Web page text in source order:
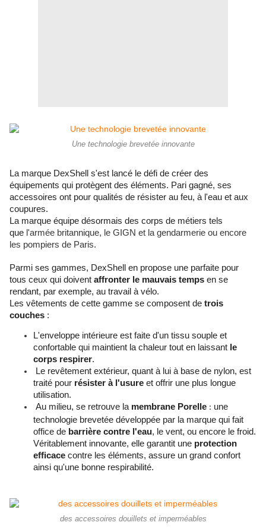
Une technologie brevetée innovante
La marque DexShell s'est lancé le défi de créer des
équipements qui protègent des éléments. Pari gagné, ses
accessoires ont pour qualités de résister au feu, à l'eau et aux
coupures.
La marque équipe désormais des corps de métiers tels
que l'armée britannique, le GIGN et la gendarmerie ou encore
les pompiers de Paris.
Parmi ses gammes, DexShell
en propose une parfaite pour
tous ceux qui doivent affronter le mauvais temps en se
rendant, par exemple, au travail à vélo.
Les vêtements de cette gamme se composent de trois
couches :
L'enveloppe intérieure est faite d'un tissu souple et
confortable qui maintient la chaleur tout en laissant le
corps respirer.
Le revêtement extérieur, quant à lui à base de nylon, est
traité pour résister à l'usure et offrir une plus longue
utilisation.
Au milieu, se retrouve la membrane Porelle : une
technologie brevetée développée par la marque qui fait
office de barrière contre l'eau, le vent, ou encore le froid.
Véritablement innovante, elle garantit une protection
efficace contre les éléments, assure un grand confort
ainsi qu'une bonne respirabilité.
des accessoires douillets et imperméables